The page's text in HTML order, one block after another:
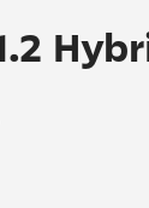
beginning
of